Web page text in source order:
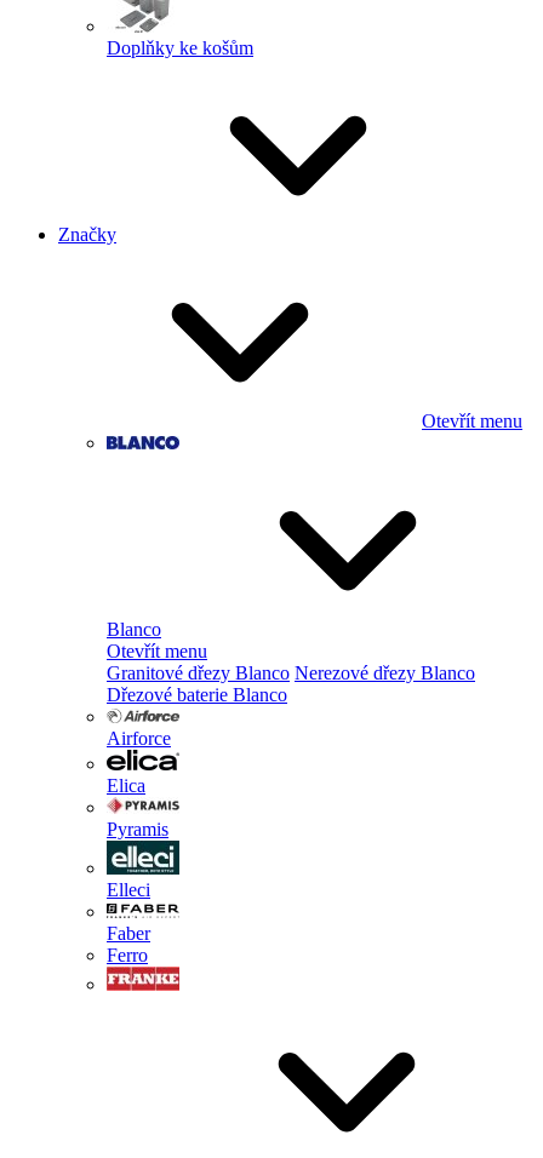
Doplňky ke košům
Značky
Otevřít menu
Blanco
Otevřít menu
Granitové dřezy Blanco Nerezové dřezy Blanco
Dřezové baterie Blanco
Airforce
Elica
Pyramis
Elleci
Faber
Ferro